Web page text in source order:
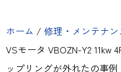
ホーム / 修理・メンテナン
VSモータ VBOZN-Y2 11kw
ップリングが外れたの事例